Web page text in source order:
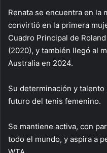
Renata se encuentra en la
convirtió en la primera
Cuadro Principal de
(2020), y también llegó al
Australia en 2024.
Su determinación y talento
futuro del tenis femenino.
Se mantiene activa, con
todo el mundo, y aspira a